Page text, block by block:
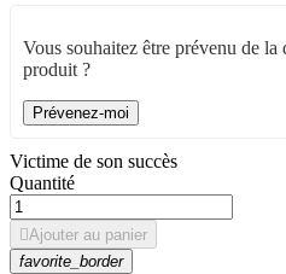
Vous souhaitez être prévenu de
produit ?
Prévenez-moi
Victime de son succès
Quantité
Ajouter au panier
favorite_border